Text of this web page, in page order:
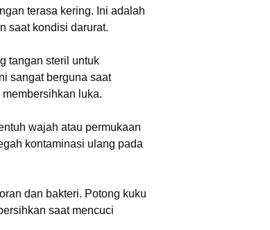
terasa kering. Ini adalah
saat kondisi darurat.
tangan steril untuk
sangat berguna saat
luka.
wajah atau permukaan
kontaminasi ulang pada
dan bakteri. Potong kuku
saat mencuci